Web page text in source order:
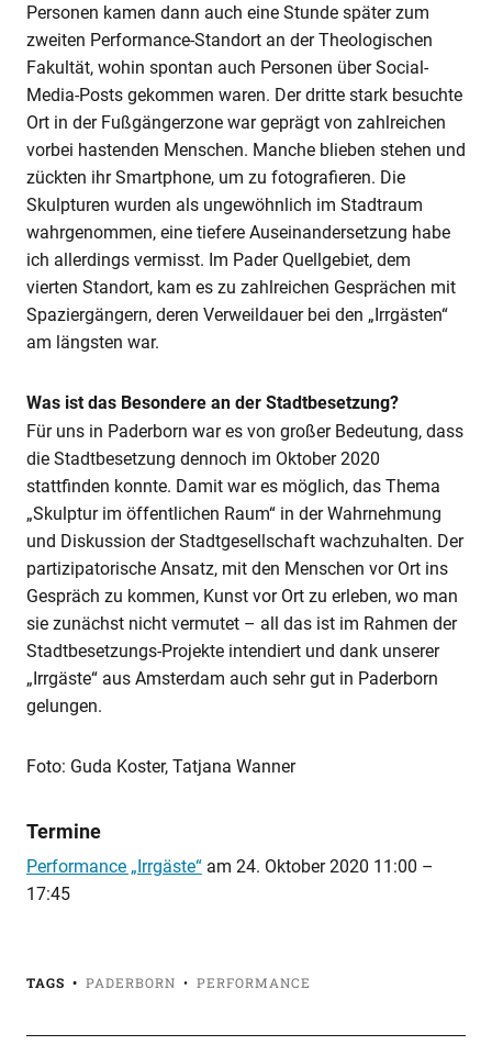
Personen kamen dann auch eine Stunde später zum
zweiten Performance-Standort an der Theologischen
Fakultät, wohin spontan auch Personen über Social-
Media-Posts gekommen waren. Der dritte stark besuchte
Ort in der Fußgängerzone war geprägt von zahlreichen
vorbei hastenden Menschen. Manche blieben stehen und
zückten ihr Smartphone, um zu fotografieren. Die
Skulpturen wurden als ungewöhnlich im Stadtraum
wahrgenommen, eine tiefere Auseinandersetzung habe
ich allerdings vermisst. Im Pader Quellgebiet, dem
vierten Standort, kam es zu zahlreichen Gesprächen mit
Spaziergängern, deren Verweildauer bei den „Irrgästen“
am längsten war.
Was ist das Besondere an der Stadtbesetzung?
Für uns in Paderborn war es von großer Bedeutung, dass
die Stadtbesetzung dennoch im Oktober 2020
stattfinden konnte. Damit war es möglich, das Thema
„Skulptur im öffentlichen Raum“ in der Wahrnehmung
und Diskussion der Stadtgesellschaft wachzuhalten. Der
partizipatorische Ansatz, mit den Menschen vor Ort ins
Gespräch zu kommen, Kunst vor Ort zu erleben, wo man
sie zunächst nicht vermutet – all das ist im Rahmen der
Stadtbesetzungs-Projekte intendiert und dank unserer
„Irrgäste“ aus Amsterdam auch sehr gut in Paderborn
gelungen.
Foto: Guda Koster, Tatjana Wanner
Termine
Performance „Irrgäste“am 24. Oktober 2020 11:00 –
17:45
TAGS PADERBORN PERFORMANCE